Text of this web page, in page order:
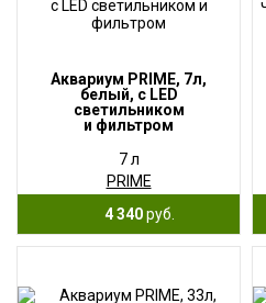
Аквариум PRIME, 7л,
белый, с LED
светильником
и фильтром
7 л
PRIME
4 340руб.